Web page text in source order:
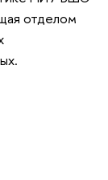
отделом